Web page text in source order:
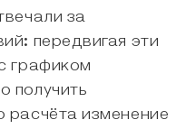
за
передвигая эти
графиком
получить
расчёта изменение